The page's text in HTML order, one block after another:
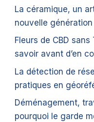
La céramique, un
nouvelle génération
Fleurs de CBD
savoir avant d’en
La détection de
pratiques en
Déménagement,
pourquoi le garde